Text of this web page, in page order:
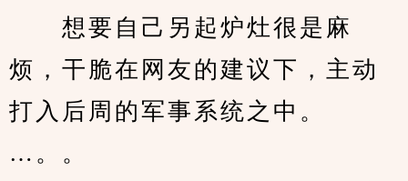
想要自己另起炉灶很是麻
烦，干脆在网友的建议下，主动
打入后周的军事系统之中。
…。。